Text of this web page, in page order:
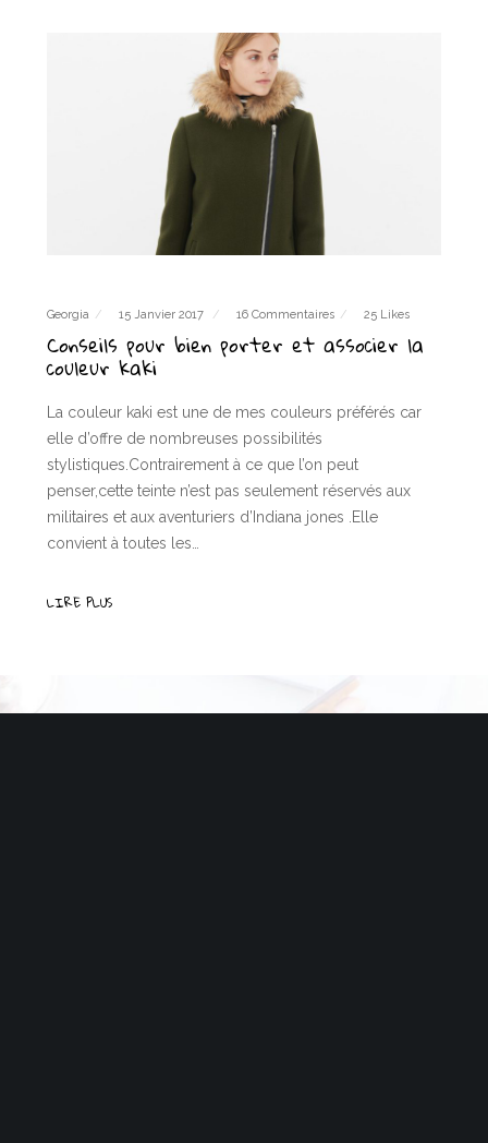
Georgia 15 Janvier 2017 16 Commentaires 25 Likes
Conseils pour bien porter et associer la
couleur kaki
La couleur kaki est une de mes couleurs préférés car
elle d’offre de nombreuses possibilités
stylistiques.Contrairement à ce que l’on peut
penser,cette teinte n’est pas seulement réservés aux
militaires et aux aventuriers d’Indiana jones .Elle
convient à toutes les…
LIRE PLUS